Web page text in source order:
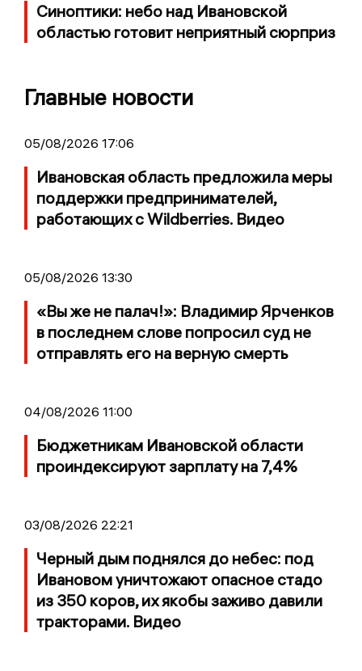
Синоптики: небо над Ивановской
областью готовит неприятный сюрприз
Главные новости
05/08/2026 17:06
Ивановская область предложила меры
поддержки предпринимателей,
работающих с Wildberries. Видео
05/08/2026 13:30
«Вы же не палач!»: Владимир Ярченков
в последнем слове попросил суд не
отправлять его на верную смерть
04/08/2026 11:00
Бюджетникам Ивановской области
проиндексируют зарплату на 7,4%
03/08/2026 22:21
Черный дым поднялся до небес: под
Ивановом уничтожают опасное стадо
из 350 коров, их якобы заживо давили
тракторами. Видео